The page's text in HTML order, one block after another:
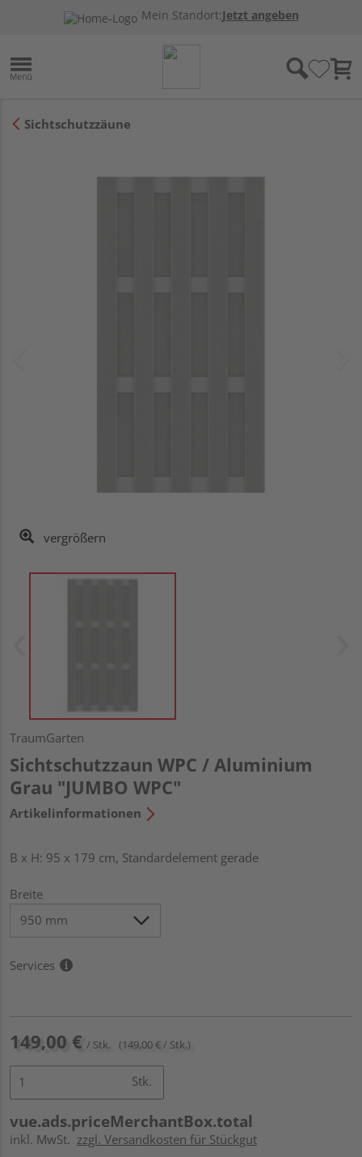
Mein Standort:Jetzt angeben
Sichtschutzzäune
vergrößern
TraumGarten
Sichtschutzzaun WPC / Aluminium
Grau "JUMBO WPC"
Artikelinformationen
B x H: 95 x 179 cm, Standardelement gerade
Breite
Services
149,00 € / Stk. (149,00 € / Stk.)
Stk.
vue.ads.priceMerchantBox.total
inkl. MwSt. zzgl. Versandkosten für Stückgut